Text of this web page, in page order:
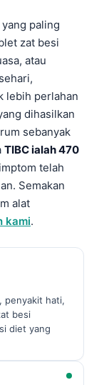
paling
zat besi
atau
lebih perlahan
dihasilkan
sebanyak
TIBC ialah 470
telah
Semakan
alat
kami.
penyakit hati,
besi
diet yang